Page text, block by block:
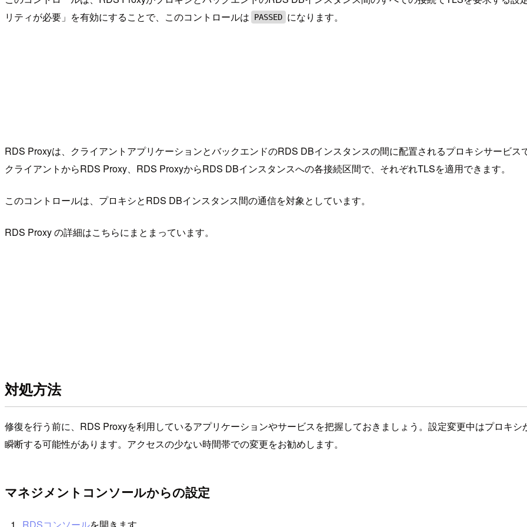
リティが必要」を有効にすることで、このコントロールは
PASSED になります。
RDS Proxyは、クライアントアプリケーションとバックエンドのRDS DBインスタンスの間に配置されるプロキシサービス
クライアントからRDS Proxy、RDS ProxyからRDS DBインスタンスへの各接続区間で、それぞれTLSを適用できます。
このコントロールは、プロキシとRDS DBインスタンス間の通信を対象としています。
RDS Proxy の詳細はこちらにまとまっています。
対処方法
修復を行う前に、RDS Proxyを利用しているアプリケーションやサービスを把握しておきましょう。設定変更中はプロキ
瞬断する可能性があります。アクセスの少ない時間帯での変更をお勧めします。
マネジメントコンソールからの設定